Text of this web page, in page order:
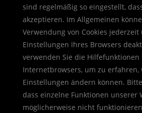
sind regelmäßig so eingestellt,
akzeptieren. Im Allgemeinen
Verwendung von Cookies jederzeit
Einstellungen Ihres Browsers
verwenden Sie die Hilfefunktionen
Internetbrowsers, um zu erfahren,
Einstellungen ändern können.
dass einzelne Funktionen unserer
möglicherweise nicht